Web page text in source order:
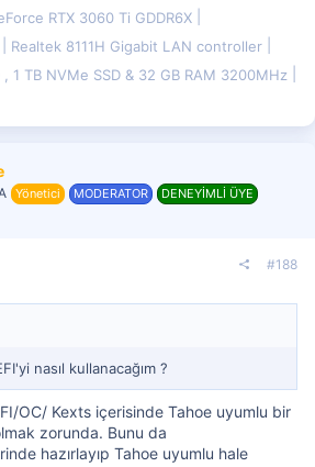
RTX 3060 Ti GDDR6X
Realtek 8111H Gigabit LAN controller
, 1 TB NVMe SSD & 32 GB RAM 3200MHz
Yönetici MODERATOR DENEYİMLİ ÜYE
#188
nasıl kullanacağım ?
OC/ Kexts içerisinde Tahoe uyumlu bir
zorunda. Bunu da
hazırlayıp Tahoe uyumlu hale